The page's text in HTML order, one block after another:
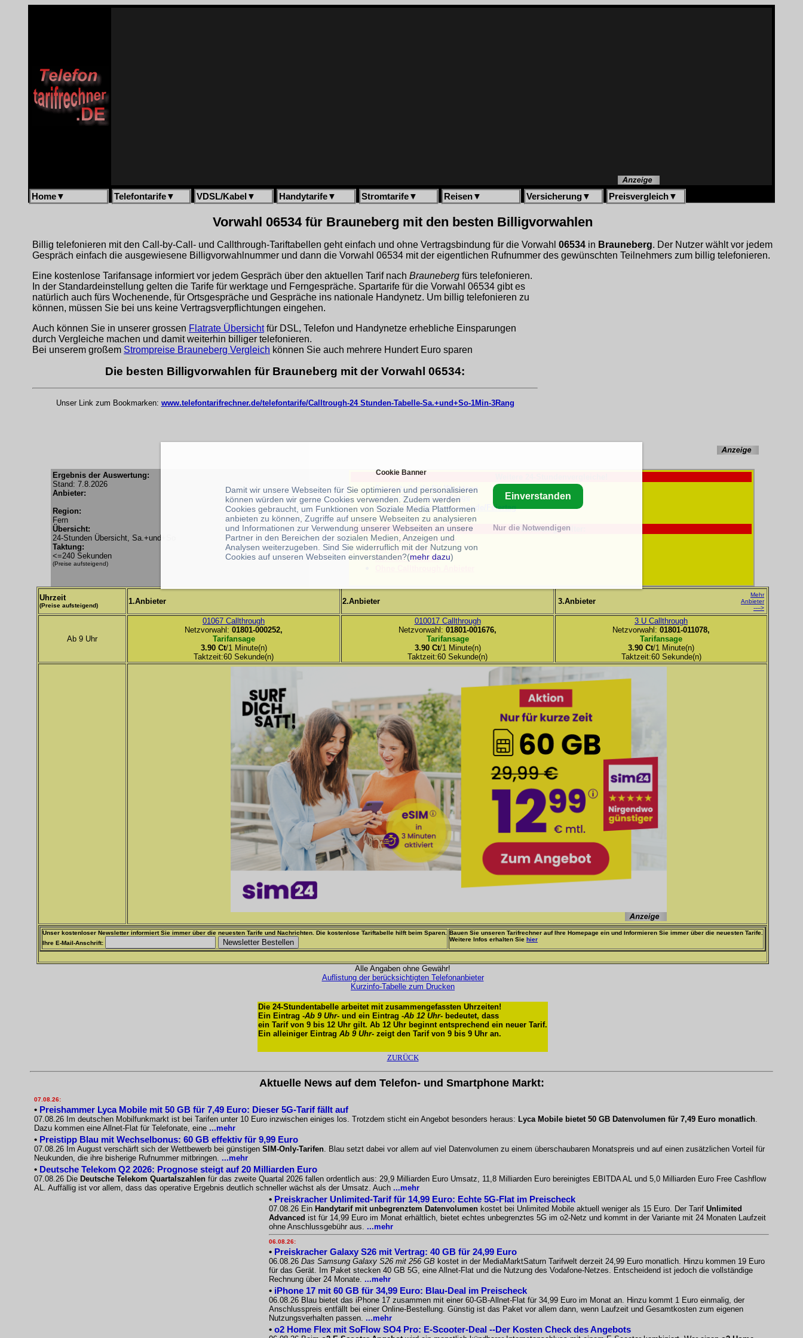
Home▼ Telefontarife▼ VDSL/Kabel ▼ Handytarife▼ Stromtarife▼ Reisen▼ Versicherung▼ Preisvergleich▼
Vorwahl 06534 für Brauneberg mit den besten Billigvorwahlen
Billig telefonieren mit den Call-by-Call- und Callthrough-Tariftabellen geht einfach und ohne Vertragsbindung für die Vorwahl 06534 in Brauneberg. Der Nutzer wählt vor jedem
Gespräch einfach die ausgewiesene Billigvorwahlnummer und dann die Vorwahl 06534 mit der eigentlichen Rufnummer des gewünschten Teilnehmers zum billig telefonieren.
Eine kostenlose Tarifansage informiert vor jedem Gespräch über den aktuellen Tarif nach Brauneberg fürs telefonieren.
In der Standardeinstellung gelten die Tarife für werktage und Ferngespräche. Spartarife für die Vorwahl 06534 gibt es
natürlich auch fürs Wochenende, für Ortsgespräche und Gespräche ins nationale Handynetz. Um billig telefonieren zu
können, müssen Sie bei uns keine Vertragsverpflichtungen eingehen.
Auch können Sie in unserer grossen Flatrate Übersichtfür DSL, Telefon und Handynetze erhebliche Einsparungen
durch Vergleiche machen und damit weiterhin billiger telefonieren.
Bei unserem großem Strompreise Brauneberg Vergleich können Sie auch mehrere Hundert Euro sparen
Die besten Billigvorwahlen für Brauneberg mit der Vorwahl 06534:
Unser Link zum Bookmarken: www.telefontarifrechner.de/telefontarife/Calltrough-24 Stunden-Tabelle-Sa.+und+So-1Min-3Rang
Ergebnis der Auswertung:
Stand: 7.8.2026
Anbieter:
Region:
Fern
Übersicht:
24-Stunden Übersicht, Sa.+und+So
Taktung:
<=240 Sekunden
(Preise aufsteigend)
Festnetz-Tarife für Werktage
Handy-Tarife für Werktage
Handy-Tarife für Wochenende/Feiertag
Tarifanzeige Filter:
Ohne 0900-er Anbieter
Mit Tarifansage
Mit VoIP Anbieter
Uhrzeit
(Preise aufsteigend) 1.Anbieter 2.Anbieter 3.Anbieter
Mehr
Anbieter
---->
Ab 9 Uhr
01067 Callthrough
Netzvorwahl: 01801-000252,
Tarifansage
3.90 Ct/1 Minute(n)
Taktzeit:60 Sekunde(n)
010017 Callthrough
Netzvorwahl: 01801-001676,
Tarifansage
3.90 Ct/1 Minute(n)
Taktzeit:60 Sekunde(n)
3 U Callthrough
Netzvorwahl: 01801-011078,
Tarifansage
3.90 Ct/1 Minute(n)
Taktzeit:60 Sekunde(n)
Unser kostenloser Newsletter informiert Sie immer über die neuesten Tarife und Nachrichten. Die kostenlose Tariftabelle hilft beim Sparen.
Ihre E-Mail-Anschrift:
Bauen Sie unseren Tarifrechner auf Ihre Homepage ein und Informieren Sie immer über die neuesten Tarife.
Weitere Infos erhalten Sie hier
Alle Angaben ohne Gewähr!
Auflistung der berücksichtigten Telefonanbieter
Kurzinfo-Tabelle zum Drucken
Die 24-Stundentabelle arbeitet mit zusammengefassten Uhrzeiten!
Ein Eintrag -Ab 9 Uhr- und ein Eintrag -Ab 12 Uhr- bedeutet, dass
ein Tarif von 9 bis 12 Uhr gilt. Ab 12 Uhr beginnt entsprechend ein neuer Tarif.
Ein alleiniger Eintrag Ab 9 Uhr- zeigt den Tarif von 9 bis 9 Uhr an.
ZURÜCK
Aktuelle News auf dem Telefon- und Smartphone Markt:
07.08.26:
• Preishammer Lyca Mobile mit 50 GB für 7,49 Euro: Dieser 5G-Tarif fällt auf
07.08.26 Im deutschen Mobilfunkmarkt ist bei Tarifen unter 10 Euro inzwischen einiges los. Trotzdem sticht ein Angebot besonders heraus: Lyca Mobile bietet 50 GB Datenvolumen für 7,49 Euro monatlich.
Dazu kommen eine Allnet-Flat für Telefonate, eine ...mehr
• Preistipp Blau mit Wechselbonus: 60 GB effektiv für 9,99 Euro
07.08.26 Im August verschärft sich der Wettbewerb bei günstigen SIM-Only-Tarifen. Blau setzt dabei vor allem auf viel Datenvolumen zu einem überschaubaren Monatspreis und auf einen zusätzlichen Vorteil für
Neukunden, die ihre bisherige Rufnummer mitbringen. ...mehr
• Deutsche Telekom Q2 2026: Prognose steigt auf 20 Milliarden Euro
07.08.26 Die Deutsche Telekom Quartalszahlen für das zweite Quartal 2026 fallen ordentlich aus: 29,9 Milliarden Euro Umsatz, 11,8 Milliarden Euro bereinigtes EBITDA AL und 5,0 Milliarden Euro Free Cashflow
AL. Auffällig ist vor allem, dass das operative Ergebnis deutlich schneller wächst als der Umsatz. Auch ...mehr
• Preiskracher Unlimited-Tarif für 14,99 Euro: Echte 5G-Flat im Preischeck
07.08.26 Ein Handytarif mit unbegrenztem Datenvolumen kostet bei Unlimited Mobile aktuell weniger als 15 Euro. Der Tarif Unlimited
Advanced ist für 14,99 Euro im Monat erhältlich, bietet echtes unbegrenztes 5G im o2-Netz und kommt in der Variante mit 24 Monaten Laufzeit
ohne Anschlussgebühr aus. ...mehr
06.08.26:
• Preiskracher Galaxy S26 mit Vertrag: 40 GB für 24,99 Euro
06.08.26 Das Samsung Galaxy S26 mit 256 GB kostet in der MediaMarktSaturn Tarifwelt derzeit 24,99 Euro monatlich. Hinzu kommen 19 Euro
für das Gerät. Im Paket stecken 40 GB 5G, eine Allnet-Flat und die Nutzung des Vodafone-Netzes. Entscheidend ist jedoch die vollständige
Rechnung über 24 Monate. ...mehr
• iPhone 17 mit 60 GB für 34,99 Euro: Blau-Deal im Preischeck
06.08.26 Blau bietet das iPhone 17 zusammen mit einer 60-GB-Allnet-Flat für 34,99 Euro im Monat an. Hinzu kommt 1 Euro einmalig, der
Anschlusspreis entfällt bei einer Online-Bestellung. Günstig ist das Paket vor allem dann, wenn Laufzeit und Gesamtkosten zum eigenen
Nutzungsverhalten passen. ...mehr
• o2 Home Flex mit SoFlow SO4 Pro: E-Scooter-Deal --Der Kosten Check des Angebots
Cookie Banner
Damit wir unsere Webseiten für Sie optimieren und personalisieren
können würden wir gerne Cookies verwenden. Zudem werden
Cookies gebraucht, um Funktionen von Soziale Media Plattformen
anbieten zu können, Zugriffe auf unsere Webseiten zu analysieren
und Informationen zur Verwendung unserer Webseiten an unsere
Partner in den Bereichen der sozialen Medien, Anzeigen und
Analysen weiterzugeben. Sind Sie widerruflich mit der Nutzung von
Cookies auf unseren Webseiten einverstanden?(mehr dazu)
Einverstanden
Nur die Notwendigen